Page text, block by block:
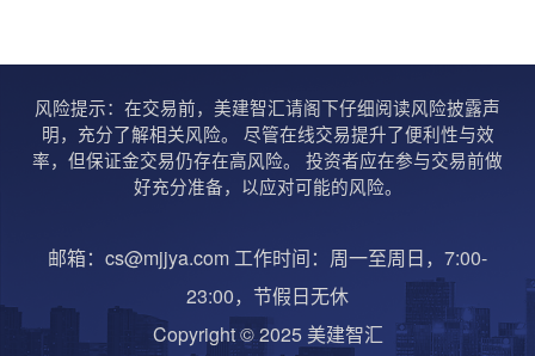
风险提示：在交易前，美建智汇请阁下仔细阅读风险披露声
明，充分了解相关风险。 尽管在线交易提升了便利性与效
率，但保证金交易仍存在高风险。 投资者应在参与交易前做
好充分准备，以应对可能的风险。
邮箱：cs@mjjya.com 工作时间：周一至周日，7:00-
23:00，节假日无休
Copyright © 2025 美建智汇